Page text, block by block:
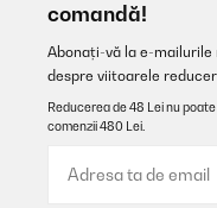
comandă!
Abonați-vă la e-
despre viitoarele
Reducerea de 48 Lei nu
comenzii 480 Lei.